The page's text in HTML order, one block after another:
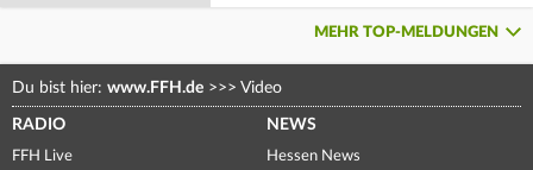
MEHR TOP-MELDUNGEN
Du bist hier: www.FFH.de >>> Video
RADIO
FFH Live
NEWS
Hessen News